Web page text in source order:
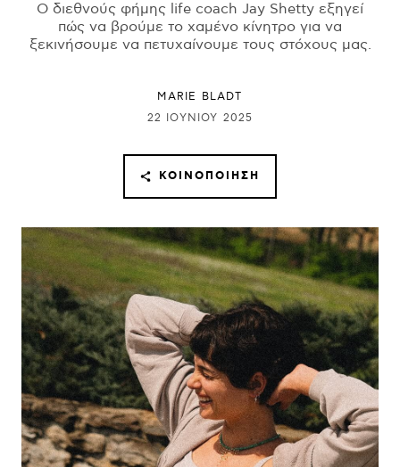
Ο διεθνούς φήμης life coach Jay Shetty εξηγεί
πώς να βρούμε το χαμένο κίνητρο για να
ξεκινήσουμε να πετυχαίνουμε τους στόχους μας.
MARIE BLADT
22 ΙΟΥΝΊΟΥ 2025
ΚΟΙΝΟΠΟΊΗΣΗ